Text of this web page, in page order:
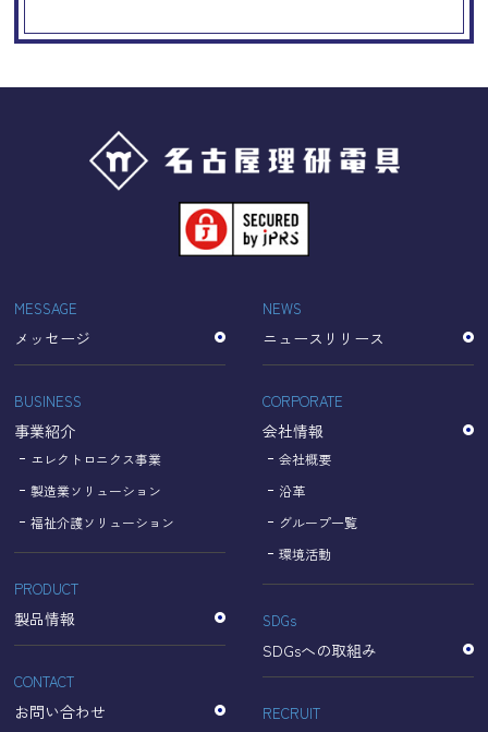
Googleアナリティクスの使用につい
当サイトでは、より良いサービスの提供、またユーザビリ
ティの向上のため、Googleアナリティクスを使用し、当サ
イトの利用状況などのデータ収集及び解析を行っておりま
す。その際、「Cookie」を通じて、Googleがお客様のIPア
ドレスなどの情報を収集する場合がありますが、
「Cookie」で収集される情報は個人を特定できるものでは
収集されたデータはGoogleのプライバシーポリシーにおい
て管理されます。
なお、当サイトのご利用をもって、上述の方法・目的にお
いてGoogle及び当サイトが行うデータ処理に関し、お客様
【Googleのプライバシーポリシー】
https://policies.google.com/privacy?hl=ja
https://policies.google.com/technologies/partner-sites?
hl=ja
個人情報に関するお問い合わせ窓口
名古屋理研電具株式会社
TEL：052-833-1248
MESSAGE
メッセージ
BUSINESS
事業紹介
エレクトロニクス事業
製造業ソリューション
福祉介護ソリューション
PRODUCT
製品情報
CONTACT
お問い合わせ
NEWS
ニュースリリース
CORPORATE
会社情報
会社概要
沿革
グループ一覧
環境活動
SDGs
SDGsへの取組み
RECRUIT